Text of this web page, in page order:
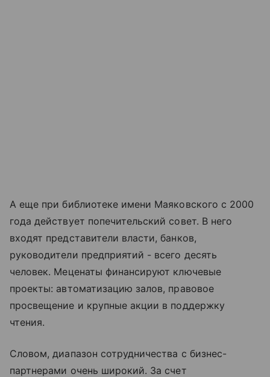
А еще при библиотеке имени Маяковского с 2000
года действует попечительский совет. В него
входят представители власти, банков,
руководители предприятий - всего десять
человек. Меценаты финансируют ключевые
проекты: автоматизацию залов, правовое
просвещение и крупные акции в поддержку
чтения.
Словом, диапазон сотрудничества с бизнес-
партнерами очень широкий. За счет